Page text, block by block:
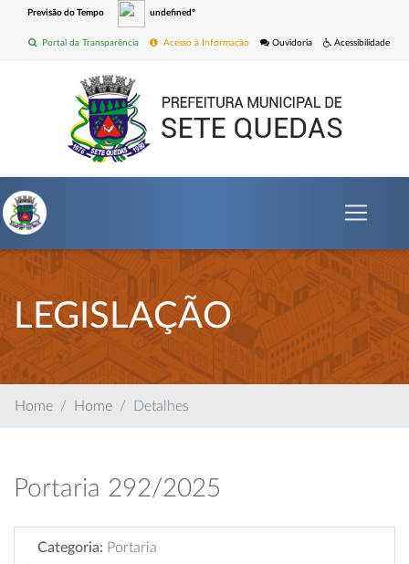
Previsão do Tempo undefinedº
Acessibilidade
Ouvidoria
Acesso à Informação
Portal da Transparência
LEGISLAÇÃO
Home Home Detalhes
Portaria 292/2025
Categoria: Portaria